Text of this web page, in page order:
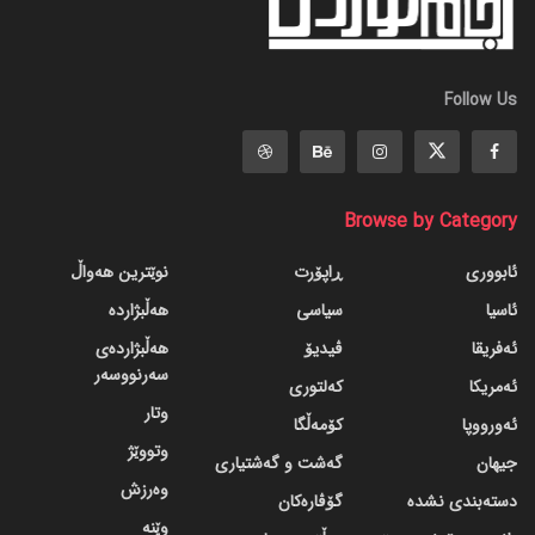
Follow Us
Browse by Category
ئابووری
ئاسیا
ئەفریقا
ئەمریکا
ئەورووپا
جیهان
دسته‌بندی نشده
ڕاپۆرت
سیاسی
ڤیدیۆ
کەلتوری
کۆمەڵگا
گه‌شت و گه‌شتیاری
گۆڤاره‌کان
نوێترین هەواڵ
هەڵبژاردە
هەڵبژاردەی
سەرنووسەر
وتار
وتووێژ
وەرزش
وێنە